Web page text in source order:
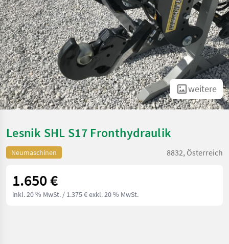
weitere
Lesnik SHL S17 Fronthydraulik
Neumaschinen 8832, Österreich
1.650 €
inkl. 20 % MwSt. / 1.375 € exkl. 20 % MwSt.